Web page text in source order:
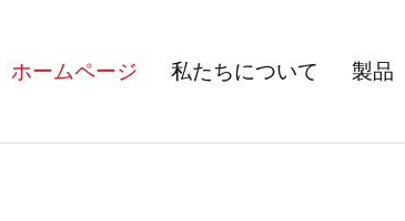
ホームページ 私たちについて 製品